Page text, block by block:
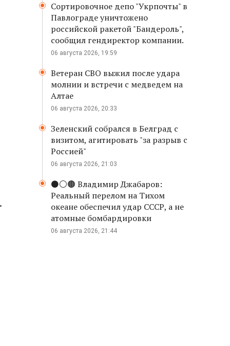
Сортировочное депо "Укрпочты" в
Павлограде уничтожено
российской ракетой "Бандероль",
сообщил гендиректор компании.
06 августа 2026, 19:59
Ветеран СВО выжил после удара
молнии и встречи с медведем на
Алтае
06 августа 2026, 20:33
Зеленский собрался в Белград с
визитом, агитировать "за разрыв с
Россией"
06 августа 2026, 21:03
⚫️⚪️🟤 Владимир Джабаров:
Реальный перелом на Тихом
океане обеспечил удар СССР, а не
атомные бомбардировки
06 августа 2026, 21:44